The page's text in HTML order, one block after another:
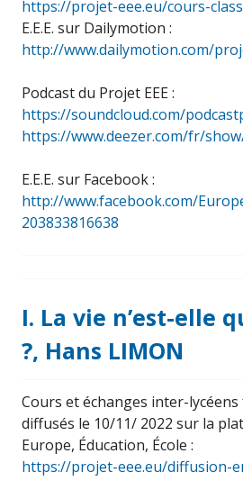
https://projet-eee.eu/cours-
E.E.E. sur Dailymotion :
http://www.dailymotion.com/
Podcast du Projet EEE :
https://soundcloud.com/
https://www.deezer.com/fr/
E.E.E. sur Facebook :
http://www.facebook.com/
203833816638
I. La vie n’est-elle
?, Hans LIMON
Cours et échanges inter-
diffusés le 10/11/ 2022 sur la
Europe, Éducation, École :
https://projet-eee.eu/diffusion-